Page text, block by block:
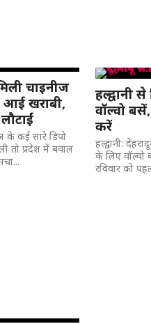
चाइनीज
आई खराबी,
के कई सारे डिपो
तो प्रदेश में बवाल
हल्द्वानी
वॉल्वो
करें
हल्द्वानी:
के लिए वॉल्वो
रविवार को